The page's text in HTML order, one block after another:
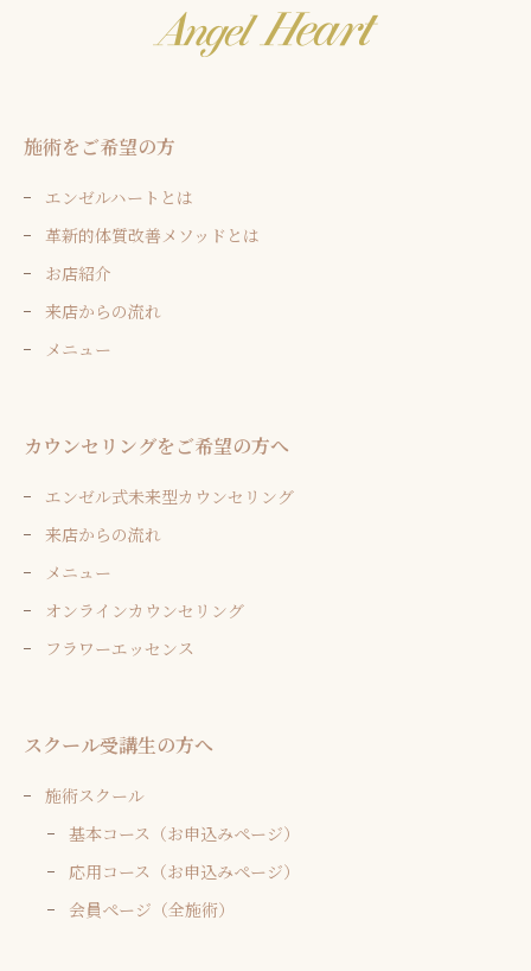
施術をご希望の方
エンゼルハートとは
革新的体質改善メソッドとは
お店紹介
来店からの流れ
メニュー
カウンセリングをご希望の方へ
エンゼル式未来型カウンセリング
来店からの流れ
メニュー
オンラインカウンセリング
フラワーエッセンス
スクール受講生の方へ
施術スクール
基本コース（お申込みページ）
応用コース（お申込みページ）
会員ページ（全施術）